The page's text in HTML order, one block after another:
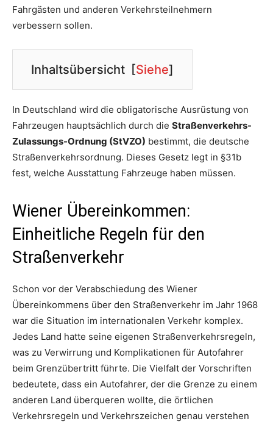
Fahrgästen und anderen Verkehrsteilnehmern
verbessern sollen.
Inhaltsübersicht [Siehe]
In Deutschland wird die obligatorische Ausrüstung von
Fahrzeugen hauptsächlich durch die Straßenverkehrs-
Zulassungs-Ordnung (StVZO) bestimmt, die deutsche
Straßenverkehrsordnung. Dieses Gesetz legt in §31b
fest, welche Ausstattung Fahrzeuge haben müssen.
Wiener Übereinkommen:
Einheitliche Regeln für den
Straßenverkehr
Schon vor der Verabschiedung des Wiener
Übereinkommens über den Straßenverkehr im Jahr 1968
war die Situation im internationalen Verkehr komplex.
Jedes Land hatte seine eigenen Straßenverkehrsregeln,
was zu Verwirrung und Komplikationen für Autofahrer
beim Grenzübertritt führte. Die Vielfalt der Vorschriften
bedeutete, dass ein Autofahrer, der die Grenze zu einem
anderen Land überqueren wollte, die örtlichen
Verkehrsregeln und Verkehrszeichen genau verstehen